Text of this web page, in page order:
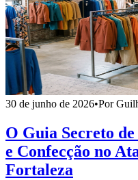
30 de junho de 2026•Por
O Guia Secreto
e Confecção no
Fortaleza